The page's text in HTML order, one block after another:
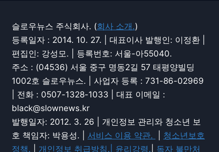
슬로우뉴스 주식회사. (회사 소개.)
등록일자 : 2014. 10. 27. | 대표이사 발행인: 이정환 |
편집인: 강성모. | 등록번호: 서울-아55040.
주소 : (04536) 서울 중구 명동2길 57 태평양빌딩
1002호 슬로우뉴스. | 사업자 등록 : 731-86-02969
| 전화 : 0507-1328-1033 | 대표 이메일 :
black@slownews.kr
발행일자: 2012. 3. 26 | 개인정보 관리와 청소년 보
호 책임자: 박용성. | 서비스 이용 약관.
청소년보호
정책.
개인정보 취급방침.| 윤리강령. 독자 불만처